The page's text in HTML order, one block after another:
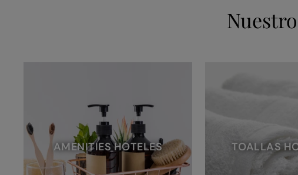
AMENITIES HOTELES TOALLAS